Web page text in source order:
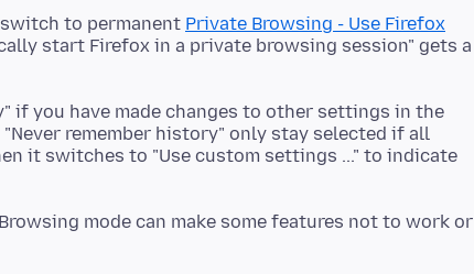
to permanent Private Browsing - Use Firefox
start Firefox in a private browsing session" gets a
if you have made changes to other settings in the
remember history" only stay selected if all
it switches to "Use custom settings ..." to indicate
mode can make some features not to work or